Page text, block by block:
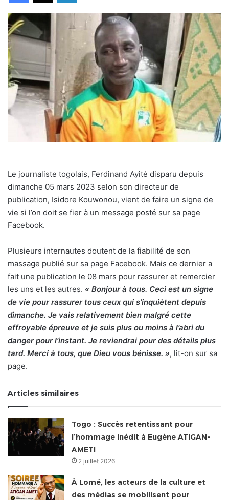
Le journaliste togolais, Ferdinand Ayité disparu depuis
dimanche 05 mars 2023 selon son directeur de
publication, Isidore Kouwonou, vient de faire un signe de
vie si l’on doit se fier à un message posté sur sa page
Facebook.
Plusieurs internautes doutent de la fiabilité de son
massage publié sur sa page Facebook. Mais ce dernier a
fait une publication le 08 mars pour rassurer et remercier
les uns et les autres. « Bonjour à tous. Ceci est un signe
de vie pour rassurer tous ceux qui s’inquiètent depuis
dimanche. Je vais relativement bien malgré cette
effroyable épreuve et je suis plus ou moins à l’abri du
danger pour l’instant. Je reviendrai pour des détails plus
tard. Merci à tous, que Dieu vous bénisse. », lit-on sur sa
page.
Articles similaires
Togo : Succès retentissant pour
l’hommage inédit à Eugène ATIGAN-
AMETI
2 juillet 2026
À Lomé, les acteurs de la culture et
des médias se mobilisent pour